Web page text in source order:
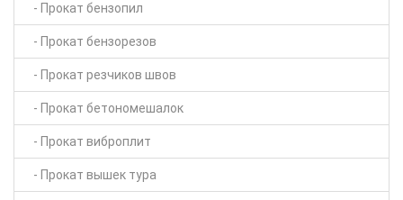
- Прокат бензопил
- Прокат бензорезов
- Прокат резчиков швов
- Прокат бетономешалок
- Прокат виброплит
- Прокат вышек тура